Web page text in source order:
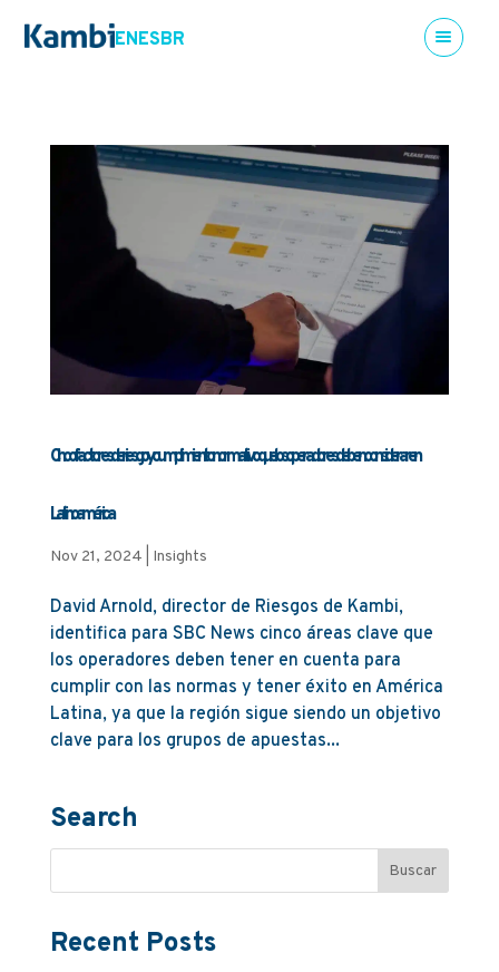
ENESBR
Cinco factores de riesgo y cumplimiento normativo que los operadores deben considerar en
Latinoamérica
Nov 21, 2024 Insights
David Arnold, director de Riesgos de Kambi,
identifica para SBC News cinco áreas clave que
los operadores deben tener en cuenta para
cumplir con las normas y tener éxito en América
Latina, ya que la región sigue siendo un objetivo
clave para los grupos de apuestas...
Search
Recent Posts